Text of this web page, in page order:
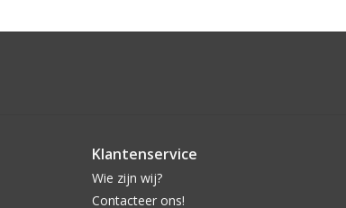
Klantenservice
Wie zijn wij?
Contacteer ons!